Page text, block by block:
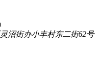
沼街办小丰村东二街62号